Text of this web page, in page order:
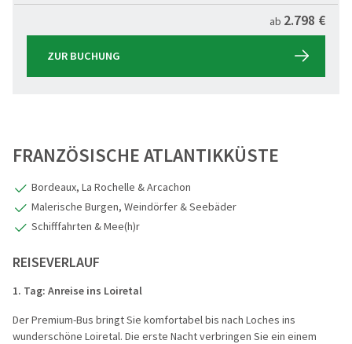
ab 2.798 €
ZUR BUCHUNG
FRANZÖSISCHE ATLANTIKKÜSTE
Bordeaux, La Rochelle & Arcachon
Malerische Burgen, Weindörfer & Seebäder
Schifffahrten & Mee(h)r
REISEVERLAUF
1. Tag: Anreise ins Loiretal
Der Premium-Bus bringt Sie komfortabel bis nach Loches ins
wunderschöne Loiretal. Die erste Nacht verbringen Sie ein einem